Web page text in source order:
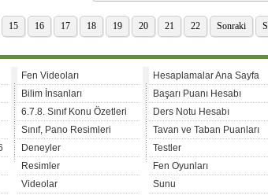
15 16 17 18 19 20 21 22 Sonraki
Fen Videoları
Bilim İnsanları
6.7.8. Sınıf Konu Özetleri
Sınıf, Pano Resimleri
Deneyler
Resimler
Videolar
Hesaplamalar Ana Sayfa
Başarı Puanı Hesabı
Ders Notu Hesabı
Tavan ve Taban Puanları
Testler
Fen Oyunları
Sunu